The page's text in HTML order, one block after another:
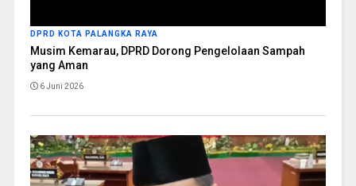
DPRD KOTA PALANGKA RAYA
Musim Kemarau, DPRD Dorong Pengelolaan Sampah
yang Aman
6 Juni 2026